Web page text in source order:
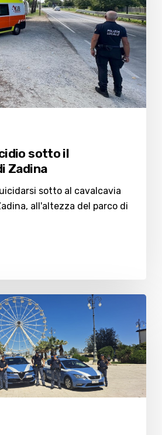
sotto il
Zadina
sotto al cavalcavia
all'altezza del parco di